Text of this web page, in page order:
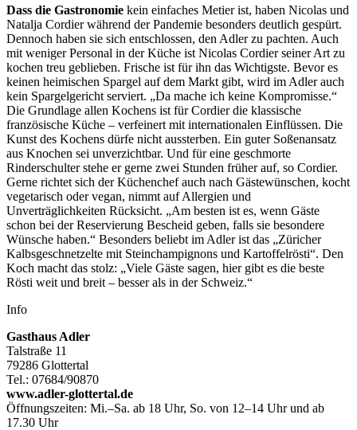
Dass die Gastronomie kein einfaches Metier ist, haben Nicolas und
Natalja Cordier während der Pandemie besonders deutlich gespürt.
Dennoch haben sie sich entschlossen, den Adler zu pachten. Auch
mit weniger Personal in der Küche ist Nicolas Cordier seiner Art zu
kochen treu geblieben. Frische ist für ihn das Wichtigste. Bevor es
keinen heimischen Spargel auf dem Markt gibt, wird im Adler auch
kein Spargelgericht serviert. „Da mache ich keine Kompromisse.“
Die Grundlage allen Kochens ist für Cordier die klassische
französische Küche – verfeinert mit internationalen Einflüssen. Die
Kunst des Kochens dürfe nicht aussterben. Ein guter Soßenansatz
aus Knochen sei unverzichtbar. Und für eine geschmorte
Rinderschulter stehe er gerne zwei Stunden früher auf, so Cordier.
Gerne richtet sich derKüchenchef auch nach Gästewünschen, kocht
vegetarisch oder vegan, nimmt auf Allergien und
Unverträglichkeiten Rücksicht. „Am besten ist es, wenn Gäste
schon bei der Reservierung Bescheid geben, falls sie besondere
Wünsche haben.“ Besonders beliebt im Adler ist das „Züricher
Kalbsgeschnetzelte mit Steinchampignons und Kartoffelrösti“. Den
Koch macht das stolz: „Viele Gäste sagen, hier gibt es die beste
Rösti weit und breit – besser als in der Schweiz.“
Info
Gasthaus Adler
Talstraße 11
79286 Glottertal
Tel.: 07684/90870
www.adler-glottertal.de
Öffnungszeiten: Mi.–Sa. ab 18 Uhr, So. von 12–14 Uhr und ab
17.30 Uhr